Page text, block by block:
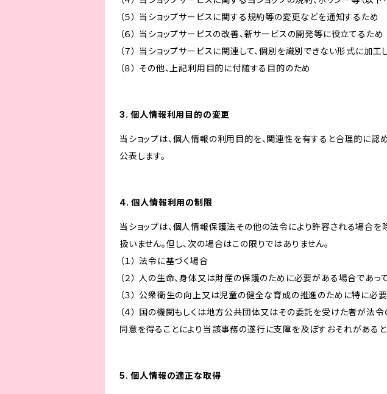
（５） 当ショップサービスに関する規約等の変更などを通知するため
（６） 当ショップサービスの改善、新サービスの開発等に役立てるため
（７） 当ショップサービスに関連して、個別を識別できない形式に加
（８） その他、上記利用目的に付随する目的のため
3. 個人情報利用目的の変更
当ショップは、個人情報の利用目的を、関連性を有すると合理的に
公表します。
4. 個人情報利用の制限
当ショップは、個人情報保護法その他の法令により許容される場合
扱いません。但し、次の場合はこの限りではありません。
（１） 法令に基づく場合
（２） 人の生命、身体又は財産の保護のために必要がある場合であ
（３） 公衆衛生の向上又は児童の健全な育成の推進のために特に必
（４） 国の機関もしくは地方公共団体又はその委託を受けた者が法
同意を得ることにより当該事務の遂行に支障を及ぼすおそれがある
5. 個人情報の適正な取得